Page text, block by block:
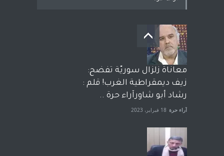
معاناة زلزال سوريّة تفضح:
زيف ديمقراطية الغرب! قلم :
رشاد أبو شاورآراء حرة ..
آراء حرة 18 فبراير، 2023